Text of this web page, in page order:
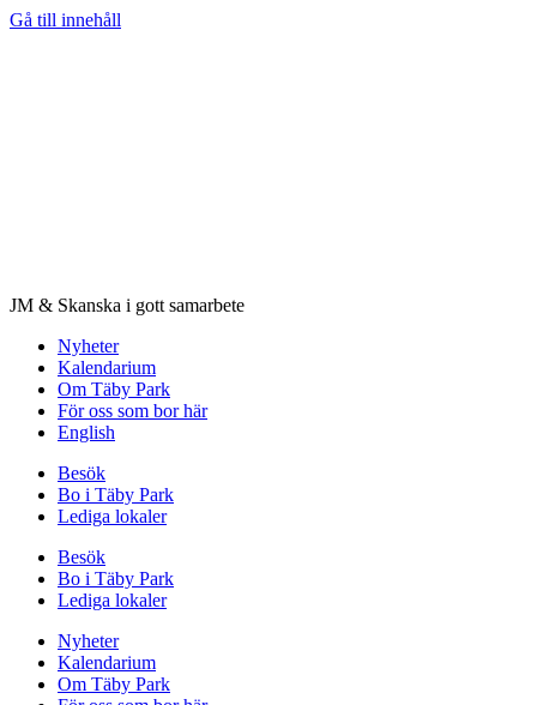
Gå till innehåll
JM & Skanska i gott samarbete
Nyheter
Kalendarium
Om Täby Park
För oss som bor här
English
Besök
Bo i Täby Park
Lediga lokaler
Besök
Bo i Täby Park
Lediga lokaler
Nyheter
Kalendarium
Om Täby Park